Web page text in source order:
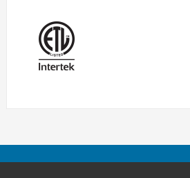
QUIÉNES SOMOS
CONTACTO